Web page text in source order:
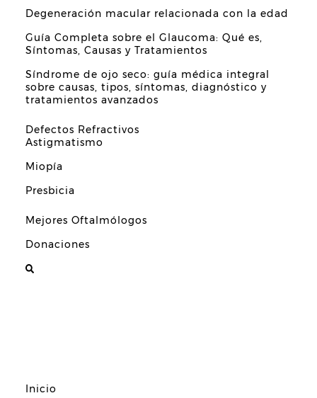
Degeneración macular relacionada con la edad
Guía Completa sobre el Glaucoma: Qué es,
Síntomas, Causas y Tratamientos
Síndrome de ojo seco: guía médica integral
sobre causas, tipos, síntomas, diagnóstico y
tratamientos avanzados
Defectos Refractivos
Astigmatismo
Miopía
Presbicia
Mejores Oftalmólogos
Donaciones
Inicio